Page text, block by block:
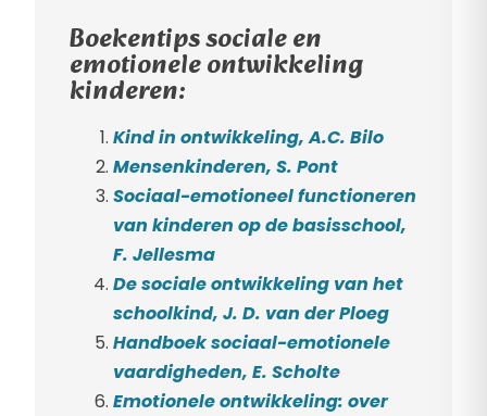
Boekentips sociale en
emotionele ontwikkeling
kinderen:
Kind in ontwikkeling, A.C. Bilo
Mensenkinderen, S. Pont
Sociaal-emotioneel functioneren
van kinderen op de basisschool,
F. Jellesma
De sociale ontwikkeling van het
schoolkind, J. D. van der Ploeg
Handboek sociaal-emotionele
vaardigheden, E. Scholte
Emotionele ontwikkeling: over